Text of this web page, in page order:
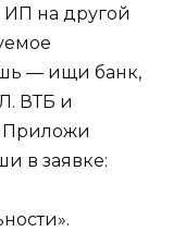
ИП на другой
— ищи банк,
ВТБ и
Приложи
в заявке: